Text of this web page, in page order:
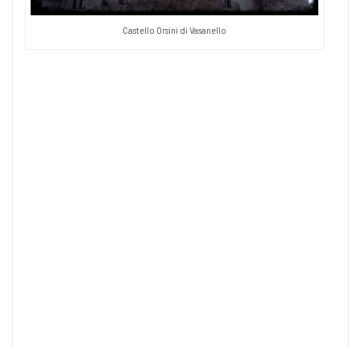
Castello Orsini di Vasanello